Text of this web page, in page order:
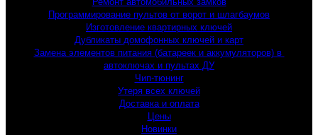
Программирование пультов от ворот и шлагбаумов
Изготовление квартирных ключей
Дубликаты домофонных ключей и карт
Замена элементов питания (батареек и аккумуляторов) в
автоключах и пультах ДУ
Чип-тюнинг
Утеря всех ключей
Доставка и оплата
Цены
Новинки